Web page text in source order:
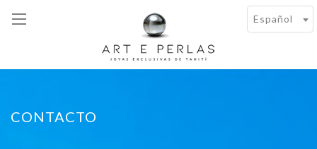
Español
CONTACTO